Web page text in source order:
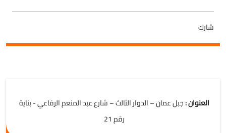
شارك
العنوان :جبل عمان – الدوار الثالث – شارع عبد المنعم الرفاعي - بناية
رقم 21